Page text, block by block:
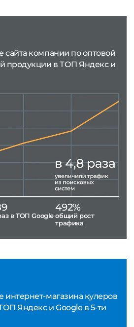
интернет-магазина кулеров
Яндекс и Google в 5-ти
сайта компании по оптовой
продукции в ТОП Яндекс и
в ТОП Google
492%
общий рост
трафика